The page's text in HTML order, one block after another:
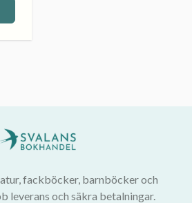
fackböcker, barnböcker och
leverans och säkra betalningar.